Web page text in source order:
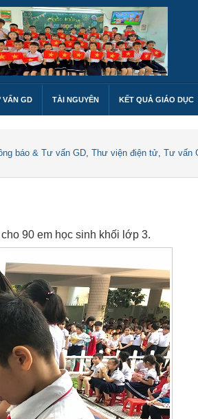
VẤN GD TÀI NGUYÊN KẾT QUẢ GIÁO DỤC
báo & Tư vấn GD, Thư viện điện tử, Tư vấn
90 em học sinh khối lớp 3.